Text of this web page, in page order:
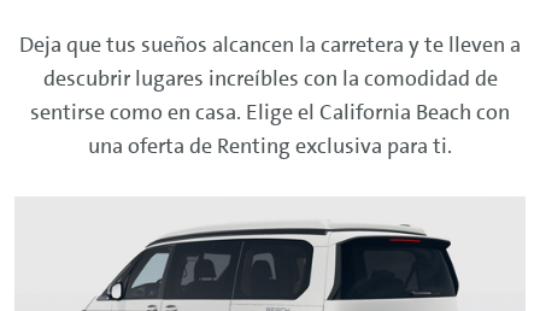
Deja que tus sueños alcancen la carretera y te lleven a
descubrir lugares increíbles con la comodidad de
sentirse como en casa. Elige el California Beach con
una oferta de Renting exclusiva para ti.